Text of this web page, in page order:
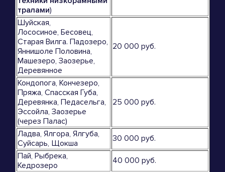
тралами)
Шуйская,
Лососиное, Бесовец,
Старая Вилга. Падозеро,
Яннишоле Половина,
Машезеро, Заозерье,
Деревянное
20 000 руб.
Кондопога, Кончезеро,
Пряжа, Спасская Губа,
Деревянка, Педасельга,
Эссойла, Заозерье
(через Палас)
25 000 руб.
Ладва, Ялгора, Ялгуба,
Суйсарь, Щокша
30 000 руб.
Пай, Рыбрека,
Кедрозеро
40 000 руб.